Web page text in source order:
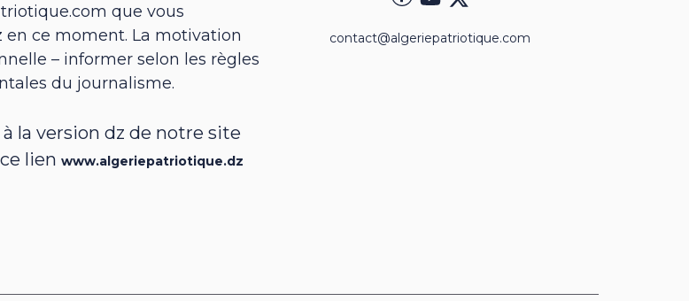
que vous
en ce moment. La motivation
– informer selon les règles
du journalisme.
la version dz de notre site
lienwww.algeriepatriotique.dz
contact@algeriepatriotique.com